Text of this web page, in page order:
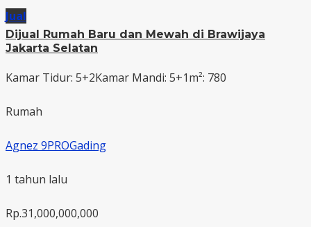
Jual
Dijual Rumah Baru dan Mewah di Brawijaya
Jakarta Selatan
Kamar Tidur: 5+2Kamar Mandi: 5+1m²: 780
Rumah
Agnez 9PROGading
1 tahun lalu
Rp.31,000,000,000